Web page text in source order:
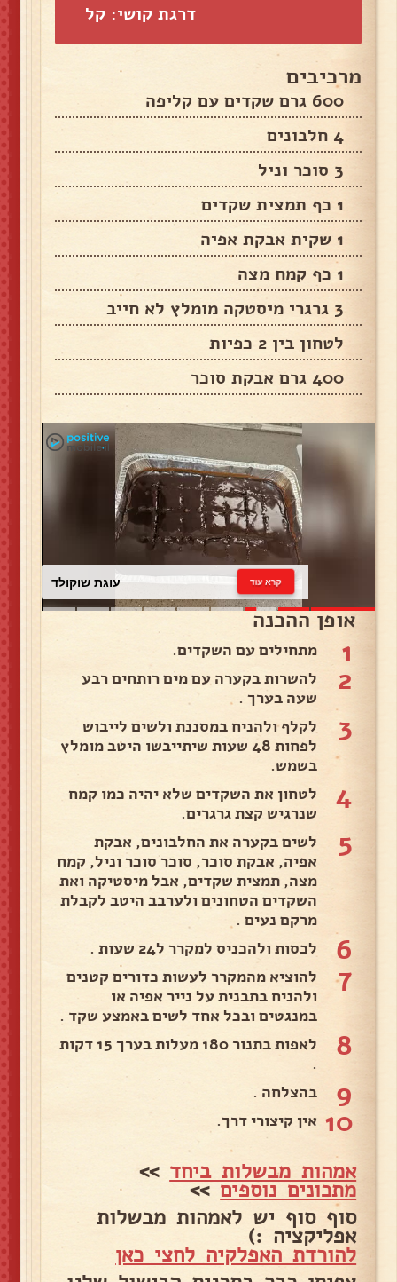
דרגת קושי: קל
מרכיבים
600 גרם שקדים עם קליפה
4 חלבונים
3 סוכר וניל
1 כף תמצית שקדים
1 שקית אבקת אפיה
1 כף קמח מצה
3 גרגרי מיסטקה מומלץ לא חייב
לטחון בין 2 כפיות
400 גרם אבקת סוכר
עוגת שוקולד קרא עוד
אופן ההכנה
1 מתחילים עם השקדים.
2
להשרות בקערה עם מים רותחים רבע
שעה בערך .
3
לקלף ולהניח במסננת ולשים לייבוש
לפחות 48 שעות שיתייבשו היטב מומלץ
בשמש.
4
לטחון את השקדים שלא יהיה כמו קמח
שנרגיש קצת גרגרים.
5
לשים בקערה את החלבונים, אבקת
אפיה, אבקת סוכר, סוכר סוכר וניל, קמח
מצה, תמצית שקדים, אבל מיסטיקה ואת
השקדים הטחונים ולערבב היטב לקבלת
מרקם נעים .
6 לכסות ולהכניס למקרר ל24 שעות .
7
להוציא מהמקרר לעשות כדורים קטנים
ולהניח בתבנית על נייר אפיה או
במנגטים ובכל אחד לשים באמצע שקד .
8
לאפות בתנור 180 מעלות בערך 15 דקות
.
9 בהצלחה .
10 אין קיצורי דרך.
אמהות מבשלות ביחד >>
מתכונים נוספים>>
סוף סוף יש לאמהות מבשלות
אפליקציה :)
להורדת האפלקיה לחצי כאן